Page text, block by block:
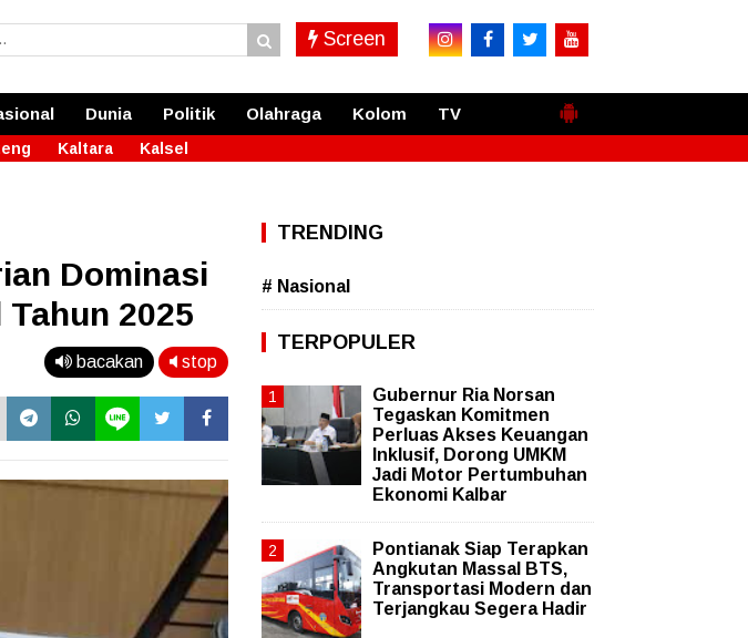
Screen
Dunia Politik Olahraga Kolom TV
Kaltara Kalsel
Dominasi
2025
bacakan stop
TRENDING
# Nasional
TERPOPULER
Gubernur Ria Norsan
Tegaskan Komitmen
Perluas Akses Keuangan
Inklusif, Dorong UMKM
Jadi Motor Pertumbuhan
Ekonomi Kalbar
Pontianak Siap Terapkan
Angkutan Massal BTS,
Transportasi Modern dan
Terjangkau Segera Hadir